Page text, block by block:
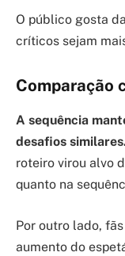
O público gosta
críticos sejam
Comparação
A sequência
desafios
roteiro virou alvo
quanto na
Por outro lado,
aumento do